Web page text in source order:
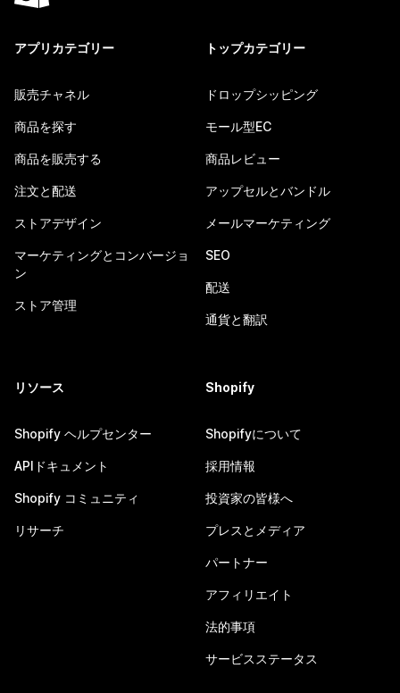
アプリカテゴリー
販売チャネル
商品を探す
商品を販売する
注文と配送
ストアデザイン
マーケティングとコンバージョ
ン
ストア管理
トップカテゴリー
ドロップシッピング
モール型EC
商品レビュー
アップセルとバンドル
メールマーケティング
SEO
配送
通貨と翻訳
リソース
Shopify ヘルプセンター
APIドキュメント
Shopify コミュニティ
リサーチ
Shopify
Shopifyについて
採用情報
投資家の皆様へ
プレスとメディア
パートナー
アフィリエイト
法的事項
サービスステータス